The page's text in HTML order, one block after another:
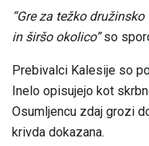
“Gre za težko
in širšo okolico”so
Prebivalci Kalesije so
Inelo opisujejo kot
Osumljencu zdaj grozi
krivda dokazana.